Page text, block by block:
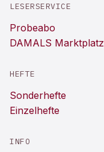
LESERSERVICE
Probeabo
DAMALS Marktplatz
HEFTE
Sonderhefte
Einzelhefte
INFO